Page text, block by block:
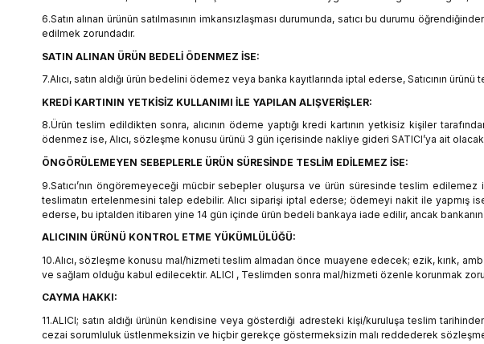
6.Satın alınan ürünün satılmasının imkansızlaşması durumunda, satıcı bu durumu
edilmek zorundadır.
SATIN ALINAN ÜRÜN BEDELİ ÖDENMEZ İSE:
7.Alıcı, satın aldığı ürün bedelini ödemez veya banka kayıtlarında iptal ederse, Satıcının
KREDİ KARTININ YETKİSİZ KULLANIMI İLE YAPILAN ALIŞVERİŞLER:
8.Ürün teslim edildikten sonra, alıcının ödeme yaptığı kredi kartının yetkisiz kişiler
ödenmez ise, Alıcı, sözleşme konusu ürünü 3 gün içerisinde nakliye gideri SATICI’ya ait
ÖNGÖRÜLEMEYEN SEBEPLERLE ÜRÜN SÜRESİNDE TESLİM EDİLEMEZ İSE:
9.Satıcı’nın öngöremeyeceği mücbir sebepler oluşursa ve ürün süresinde teslim
teslimatın ertelenmesini talep edebilir. Alıcı siparişi iptal ederse; ödemeyi nakit ile yapmış
ederse, bu iptalden itibaren yine 14 gün içinde ürün bedeli bankaya iade edilir, ancak bankanın
ALICININ ÜRÜNÜ KONTROL ETME YÜKÜMLÜLÜĞÜ:
10.Alıcı, sözleşme konusu mal/hizmeti teslim almadan önce muayene edecek; ezik, kırık,
ve sağlam olduğu kabul edilecektir. ALICI , Teslimden sonra mal/hizmeti özenle korunmak
CAYMA HAKKI:
11.ALICI; satın aldığı ürünün kendisine veya gösterdiği adresteki kişi/kuruluşa teslim
cezai sorumluluk üstlenmeksizin ve hiçbir gerekçe göstermeksizin malı reddederek